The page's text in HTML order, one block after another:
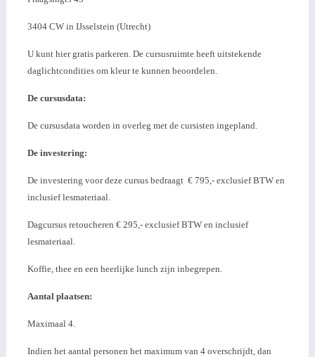
3404 CW in IJsselstein (Utrecht)
U kunt hier gratis parkeren. De cursusruimte heeft uitstekende
daglichtcondities om kleur te kunnen beoordelen.
De cursusdata:
De cursusdata worden in overleg met de cursisten ingepland.
De investering:
De investering voor deze cursus bedraagt € 795,- exclusief BTW en
inclusief lesmateriaal.
Dagcursus retoucheren € 295,- exclusief BTW en inclusief
lesmateriaal.
Koffie, thee en een heerlijke lunch zijn inbegrepen.
Aantal plaatsen:
Maximaal 4.
Indien het aantal personen het maximum van 4 overschrijdt, dan